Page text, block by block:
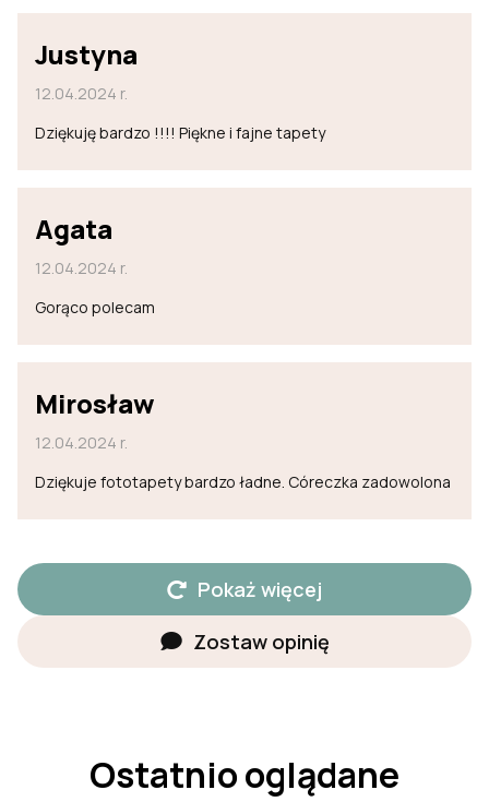
Justyna
12.04.2024 r.
Dziękuję bardzo !!!! Piękne i fajne tapety
Agata
12.04.2024 r.
Gorąco polecam
Mirosław
12.04.2024 r.
Dziękuje fototapety bardzo ładne. Córeczka zadowolona
Pokaż więcej
Zostaw opinię
Ostatnio oglądane